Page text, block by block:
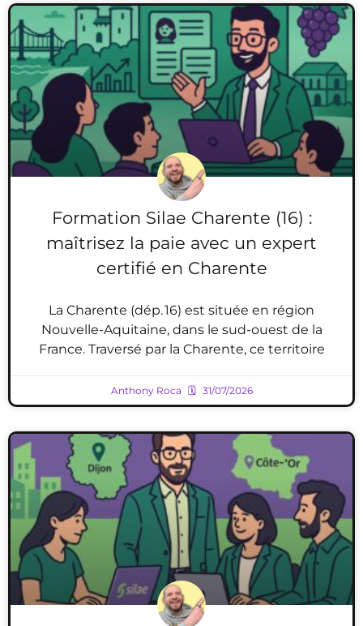
Formation Silae Charente (16) :
maîtrisez la paie avec un expert
certifié en Charente
La Charente (dép. 16) est située en région
Nouvelle-Aquitaine, dans le sud-ouest de la
France. Traversé par la Charente, ce territoire
Anthony Roca 31/07/2026